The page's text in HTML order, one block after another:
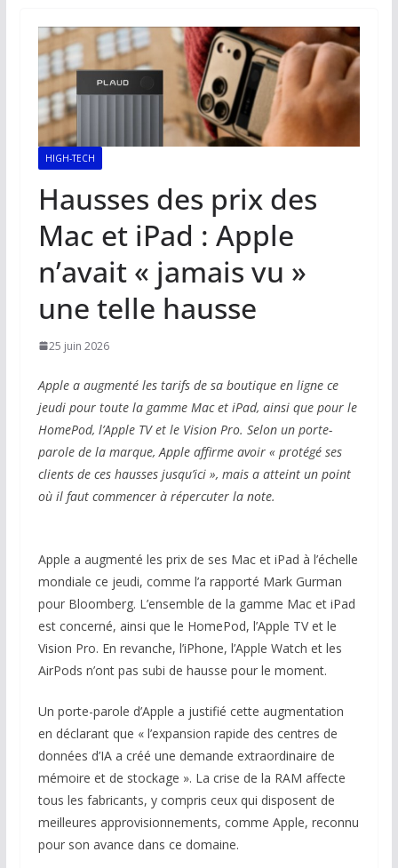
HIGH-TECH
Hausses des prix des
Mac et iPad : Apple
n’avait « jamais vu »
une telle hausse
25 juin 2026
Apple a augmenté les tarifs de sa boutique en ligne ce
jeudi pour toute la gamme Mac et iPad, ainsi que pour le
HomePod, l’Apple TV et le Vision Pro. Selon un porte-
parole de la marque, Apple affirme avoir « protégé ses
clients de ces hausses jusqu’ici », mais a atteint un point
où il faut commencer à répercuter la note.
Apple a augmenté les prix de ses Mac et iPad à l’échelle
mondiale ce jeudi, comme l’a rapporté Mark Gurman
pour Bloomberg. L’ensemble de la gamme Mac et iPad
est concerné, ainsi que le HomePod, l’Apple TV et le
Vision Pro. En revanche, l’iPhone, l’Apple Watch et les
AirPods n’ont pas subi de hausse pour le moment.
Un porte-parole d’Apple a justifié cette augmentation
en déclarant que « l’expansion rapide des centres de
données d’IA a créé une demande extraordinaire de
mémoire et de stockage ». La crise de la RAM affecte
tous les fabricants, y compris ceux qui disposent de
meilleures approvisionnements, comme Apple, reconnu
pour son avance dans ce domaine.